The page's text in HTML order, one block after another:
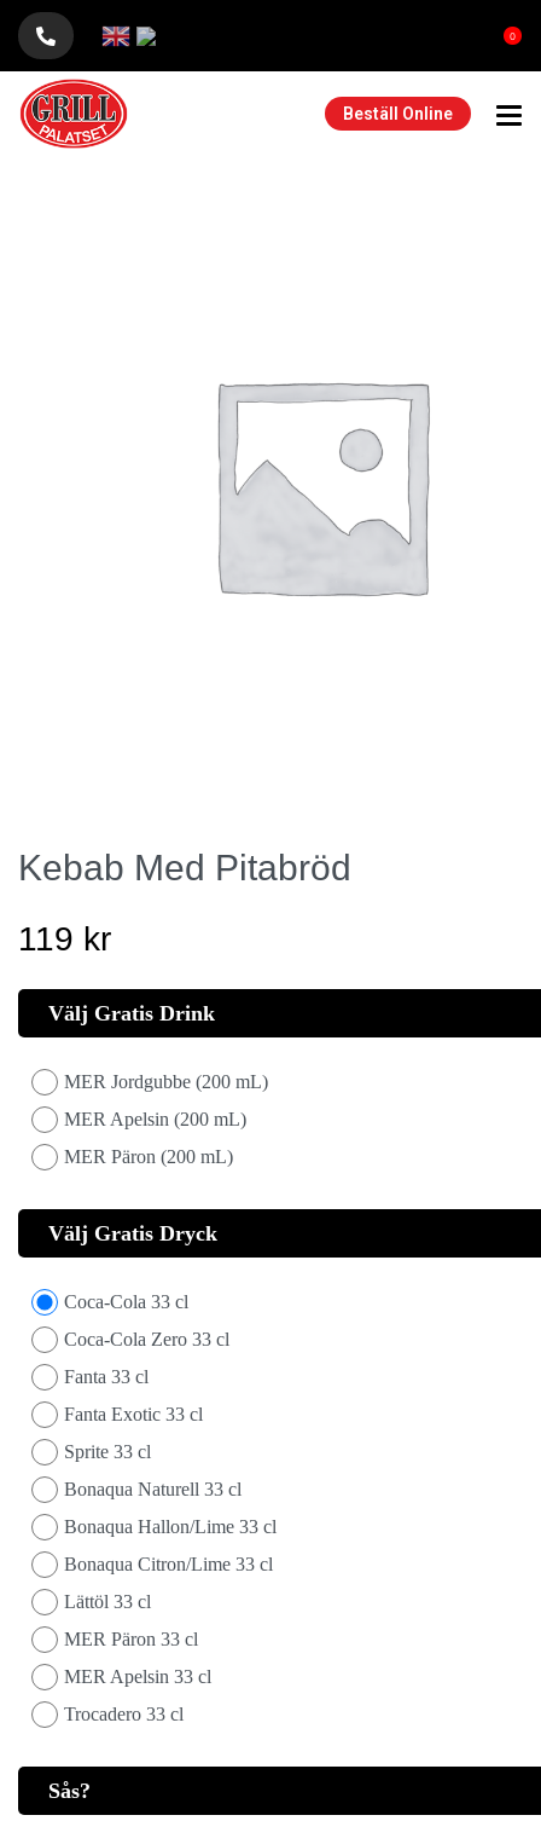
0
Beställ Online
Kebab Med Pitabröd
119 kr
Välj Gratis Drink
MER Jordgubbe (200 mL)
MER Apelsin (200 mL)
MER Päron (200 mL)
Välj Gratis Dryck
Coca-Cola 33 cl
Coca-Cola Zero 33 cl
Fanta 33 cl
Fanta Exotic 33 cl
Sprite 33 cl
Bonaqua Naturell 33 cl
Bonaqua Hallon/Lime 33 cl
Bonaqua Citron/Lime 33 cl
Lättöl 33 cl
MER Päron 33 cl
MER Apelsin 33 cl
Trocadero 33 cl
Sås?